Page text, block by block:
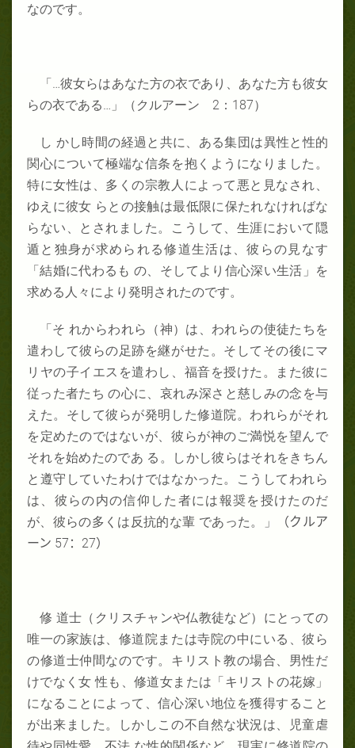
なのです。
「 …彼女らはあなた方の衣であり、あなた方も彼女
らの衣である … 」（クルアーン 2 ：187）
し かし時間の経過と共に、ある集団は異性と性的
関心について極端な信条を抱くようになりました。
特に女性は、多くの宗教人によって悪と見なされ、
ゆえに彼女 らとの接触は最低限に保たれなければな
らない、とされました。こうして、生涯において隠
遁と独身が求められる修道生活は、彼らの見なす
「結婚に代わるも の、そしてより信心深い生活」を
求める人々により発明されたのです。
「そ れからわれら（神）は、われらの使徒たちを
遣わして彼らの足跡を継がせた。そしてその後にマ
リヤの子イエスを遣わし、福音を授けた。また彼に
従った者たち の心に、哀れみ深さと慈しみの念を与
えた。そして彼らが発明した修道院。われらがそれ
を定めたのではないが、彼らが神のご満悦を望んで
それを始めたのであ る。しかし彼らはそれをきちん
と遵守していたわけではなかった。こうしてわれら
は、彼らの内の信仰した者には報奨を授けたのだ
が、彼らの多くは反抗的な輩 であった。」
（クルア
ーン 57 ： 27）
修 道士（クリスチャンや仏教徒など）にとっての
唯一の家族は、修道院または寺院の中にいる、彼ら
の修道士仲間なのです。キリスト教の場合、男性だ
けでなく女 性も、修道女または「キリストの花嫁」
になることによって、信心深い地位を獲得すること
が出来ました。しかしこの不自然な状況は、児童虐